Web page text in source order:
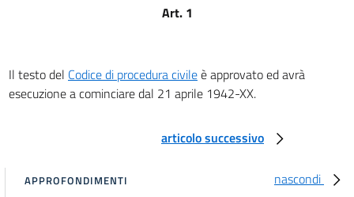
Della competenza per territorio
art. 20
art. 24
Art. 1
Il testo del Codice di procedura civileè approvato ed avrà
esecuzione a cominciare dal 21 aprile 1942-XX.
articolo successivo
nascondi
APPROFONDIMENTI